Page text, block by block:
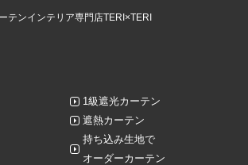
テンインテリア専門店TERI×TERI
1級遮光カーテン
遮熱カーテン
持ち込み生地で
オーダーカーテン